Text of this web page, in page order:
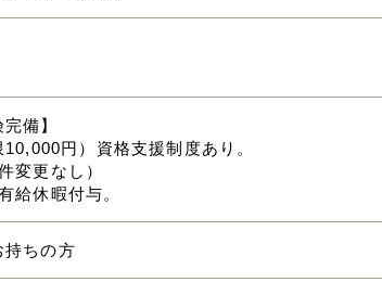
備】
円）資格支援制度あり。
変更なし）
給休暇付与。
持ちの方